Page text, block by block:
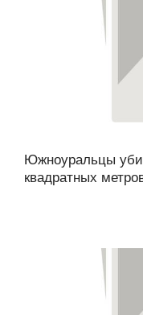
Южноуральцы
квадратных